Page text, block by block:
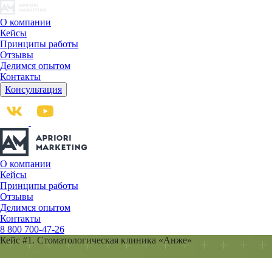
О компании
Кейсы
Принципы работы
Отзывы
Делимся опытом
Контакты
Консультация
О компании
Кейсы
Принципы работы
Отзывы
Делимся опытом
Контакты
8 800 700-47-26
Кейс #1. Стоматологическая клиника «Анже»